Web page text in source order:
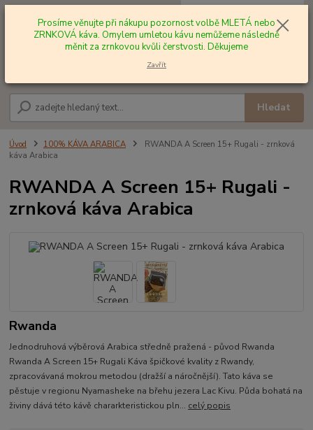
Hledat
+420 602 577 209 za0,00 Kč
Úvod 100% KÁVA ARABICA
RWANDA A Screen 15+ Rugali - zrnková
káva Arabica
RWANDA A Screen 15+ Rugali -
zrnková káva Arabica
Rwanda
Jednodruhová výběrová Arabica středně pražená - původ Rwanda
Rwanda A Screen 15+ Rugali Káva špičkové kvality z Rwandy,
zpracovávaná mokrou metodou (dražší a náročnější). Tato káva se
pěstuje v regionu Nyamasheke na břehu jezera Lac Kivu. Půda bohatá na
živiny dává této kávě chararkteristickou pln... celý popis
Prosíme věnujte při nákupu pozornost volbě MLETÁ nebo
ZRNKOVÁ káva. Omylem umletou kávu nemůžeme následně
měnit za zrnkovou kvůli čerstvosti. Děkujeme
Zavřít